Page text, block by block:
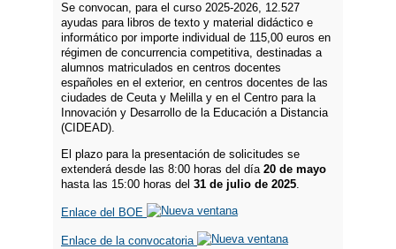
Se convocan, para el curso 2025-2026, 12.527
ayudas para libros de texto y material didáctico e
informático por importe individual de 115,00 euros en
régimen de concurrencia competitiva, destinadas a
alumnos matriculados en centros docentes
españoles en el exterior, en centros docentes de las
ciudades de Ceuta y Melilla y en el Centro para la
Innovación y Desarrollo de la Educación a Distancia
(CIDEAD).
El plazo para la presentación de solicitudes se
extenderá desde las 8:00 horas del día 20 de mayo
hasta las 15:00 horas del 31 de julio de 2025
Enlace del BOE
Enlace de la convocatoria